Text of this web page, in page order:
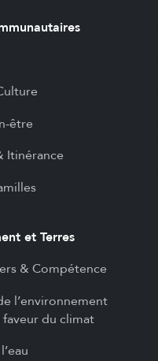
être
Itinérance
et Terres
& Compétence
l’environnement
du climat